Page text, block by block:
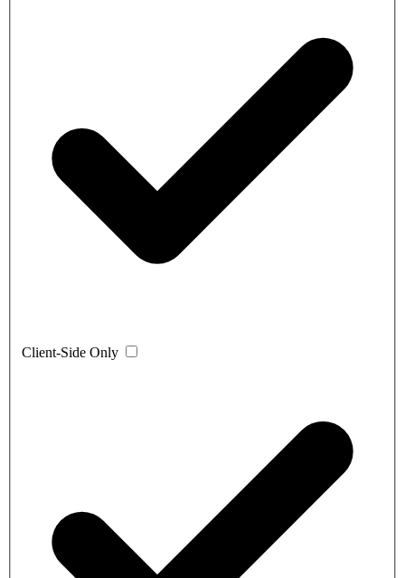
Client-Side Only